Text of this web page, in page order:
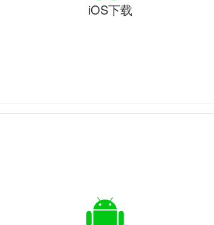
iOS下载